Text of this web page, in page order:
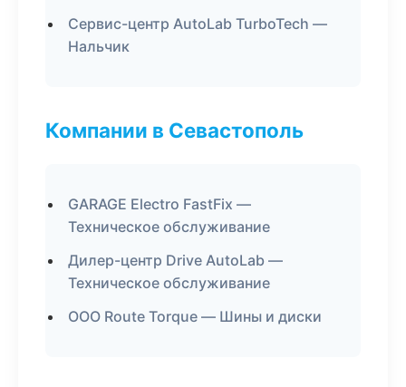
Сервис-центр AutoLab TurboTech —
Нальчик
Компании в Севастополь
GARAGE Electro FastFix —
Техническое обслуживание
Дилер-центр Drive AutoLab —
Техническое обслуживание
ООО Route Torque — Шины и диски